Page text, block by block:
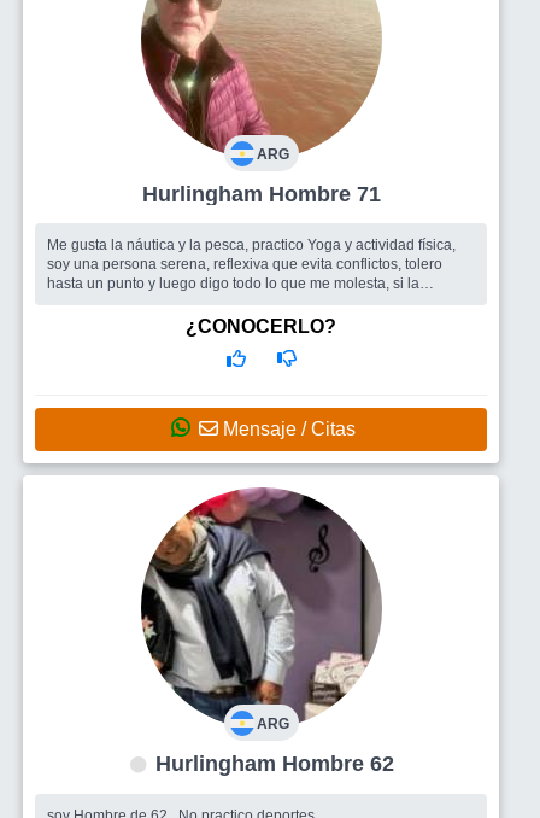
ARG
Hurlingham Hombre 71
Me gusta la náutica y la pesca, practico Yoga y actividad física,
soy una persona serena, reflexiva que evita conflictos, tolero
hasta un punto y luego digo todo lo que me molesta, si la
Me gusta que la vida fluya y la o las personas que se
suman serán las correctas
¿CONOCERLO?
Mensaje / Citas
ARG
Hurlingham Hombre 62